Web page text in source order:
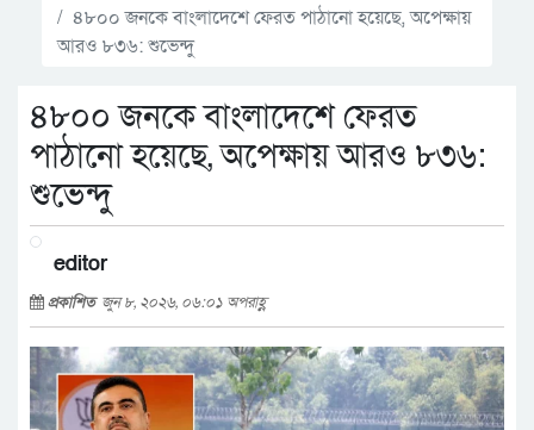
৪৮০০ জনকে বাংলাদেশে ফেরত পাঠানো হয়েছে, অপেক্ষায়
আরও ৮৩৬: শুভেন্দু
৪৮০০ জনকে বাংলাদেশে ফেরত
পাঠানো হয়েছে, অপেক্ষায় আরও ৮৩৬:
শুভেন্দু
editor
প্রকাশিত জুন ৮, ২০২৬, ০৬:০১ অপরাহ্ণ